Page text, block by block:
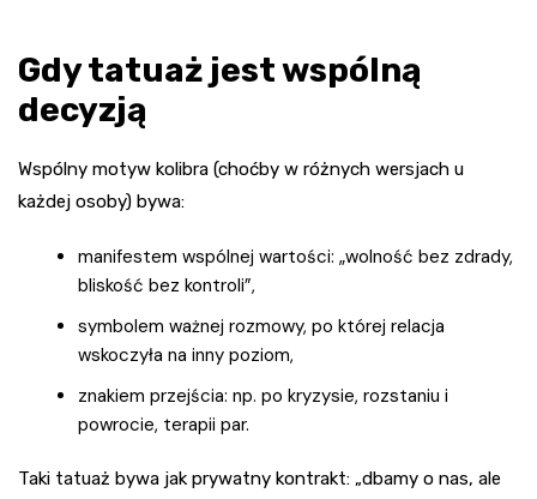
Gdy tatuaż jest wspólną
decyzją
Wspólny motyw kolibra (choćby w różnych wersjach u
każdej osoby) bywa:
manifestem wspólnej wartości: „wolność bez zdrady,
bliskość bez kontroli”,
symbolem ważnej rozmowy, po której relacja
wskoczyła na inny poziom,
znakiem przejścia: np. po kryzysie, rozstaniu i
powrocie, terapii par.
Taki tatuaż bywa jak prywatny kontrakt: „dbamy o nas, ale